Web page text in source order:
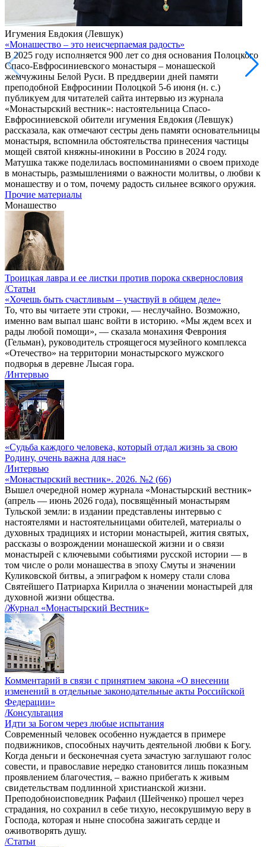
Игумения Евдокия (Левшук)
«Монашество – это неисчерпаемая радость»
В 2025 году исполняется 900 лет со дня основания Полоцкого
Спасо-Евфросиниевского монастыря – монашеской
жемчужины Белой Руси. В преддверии дней памяти
преподобной Евфросинии Полоцкой 5-6 июня (н. с.)
публикуем для читателей сайта интервью из журнала
«Монастырский вестник»: настоятельница Спасо-
Евфросиниевской обители игумения Евдокия (Левшук)
рассказала, как отмечают сестры день памяти основательницы
монастыря, вспомнила обстоятельства принесения частицы
мощей святой княжны-инокини в Россию в 2024 году.
Матушка также поделилась воспоминаниями о своем приходе
в монастырь, размышлениями о важности молитвы, о любви к
монашеству и о том, почему радость сильнее всякого оружия.
Прочие материалы
Монашество
Троицкая лавра и ее листки против порока сквернословия
/Статьи
«Хочешь быть счастливым – участвуй в общем деле»
То, что вы читаете эти строки, — неслучайно. Возможно,
именно вам выпал шанс войти в историю. «Мы ждем всех и
рады любой помощи», — сказала монахиня Феврония
(Гельман), руководитель строящегося музейного комплекса
«Отечество» на территории монастырского мужского
подворья в деревне Лысая гора.
/Интервью
«Судьба каждого человека, который отдал жизнь за свою
Родину, очень важна для нас»
/Интервью
«Монастырский вестник». 2026. №2 (66)
Вышел очередной номер журнала «Монастырский вестник»
(апрель — июнь 2026 года), посвящённый монастырям
Тульской земли: в издании представлены интервью с
настоятелями и настоятельницами обителей, материалы о
духовных традициях и истории монастырей, жития святых,
рассказы о возрождении монашеской жизни и о связи
монастырей с ключевыми событиями русской истории — в
том числе о роли монашества в эпоху Смуты и значении
Куликовской битвы, а эпиграфом к номеру стали слова
Святейшего Патриарха Кирилла о значении монастырей для
духовной жизни общества.
/Журнал «Монастырский Вестник»
Комментарий в связи с принятием закона «О внесении
изменений в отдельные законодательные акты Российской
Федерации»
/Консультация
Идти за Богом через любые испытания
Современный человек особенно нуждается в примере
подвижников, способных научить деятельной любви к Богу.
Когда деньги и бесконечная суета зачастую заглушают голос
совести, и православие нередко становится лишь показным
проявлением благочестия, – важно прибегать к живым
свидетельствам подлинной христианской жизни.
Преподобноисповедник Рафаил (Шейченко) прошел через
страдания, но сохранил в себе тихую, несокрушимую веру в
Господа, которая и ныне способна зажигать сердце и
оживотворять душу.
/Статьи